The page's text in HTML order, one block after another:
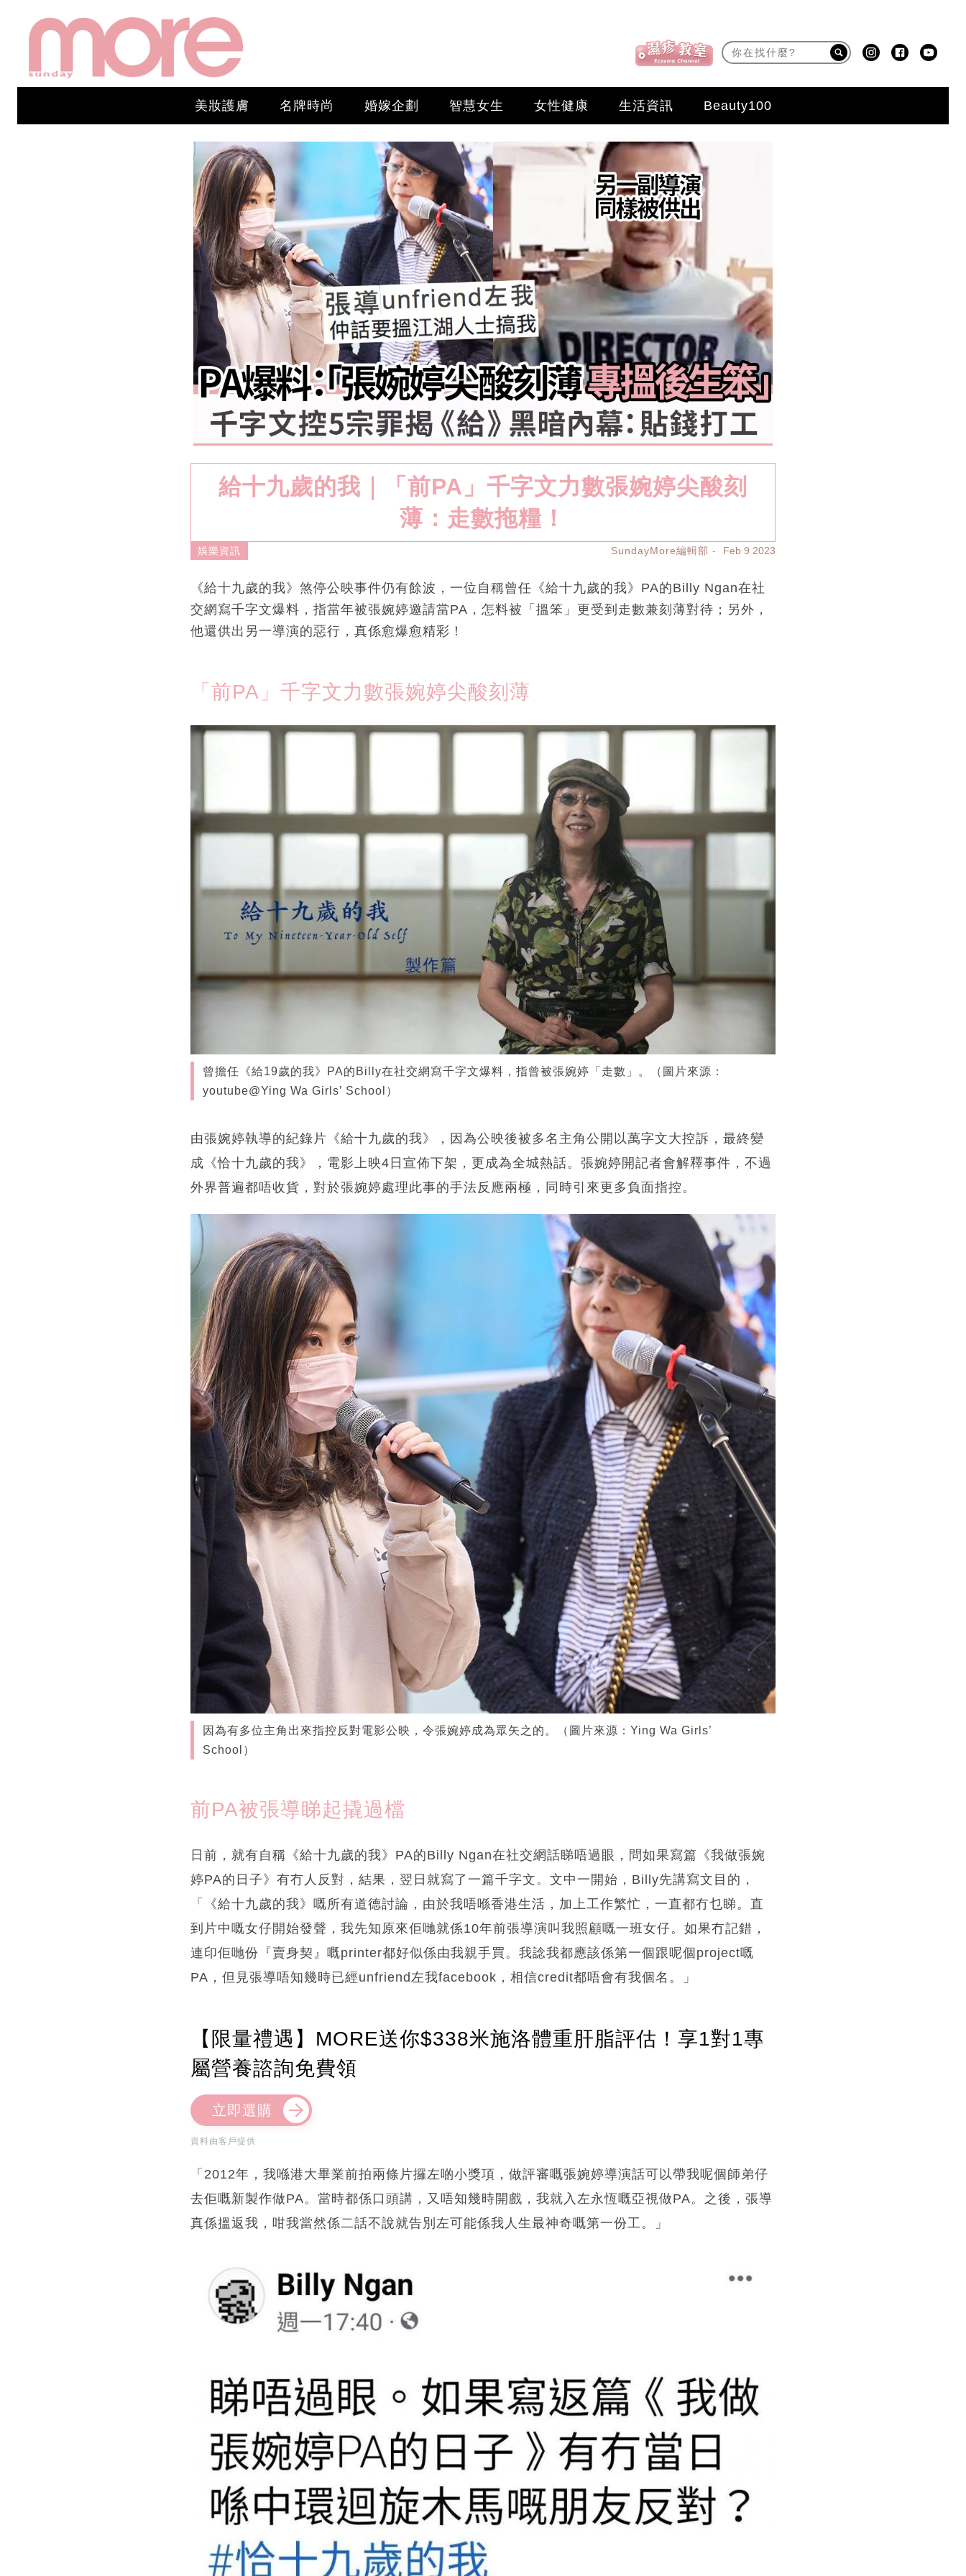
美妝護膚 名牌時尚 婚嫁企劃 智慧女生 女性健康 生活資訊 Beauty100
給十九歲的我｜「前PA」千字文力數張婉婷尖酸刻
薄：走數拖糧！
娛樂資訊 SundayMore編輯部 Feb 9 2023
《給十九歲的我》煞停公映事件仍有餘波，一位自稱曾任《給十九歲的我》PA的Billy Ngan在社
交網寫千字文爆料，指當年被張婉婷邀請當PA，怎料被「搵笨」更受到走數兼刻薄對待；另外，
他還供出另一導演的惡行，真係愈爆愈精彩！
「前PA」千字文力數張婉婷尖酸刻薄
曾擔任《給19歲的我》PA的Billy在社交網寫千字文爆料，指曾被張婉婷「走數」。（圖片來源：
youtube@Ying Wa Girls’ School）
由張婉婷執導的紀錄片《給十九歲的我》，因為公映後被多名主角公開以萬字文大控訴，最終變
成《恰十九歲的我》，電影上映4日宣佈下架，更成為全城熱話。張婉婷開記者會解釋事件，不過
外界普遍都唔收貨，對於張婉婷處理此事的手法反應兩極，同時引來更多負面指控。
因為有多位主角出來指控反對電影公映，令張婉婷成為眾矢之的。（圖片來源：Ying Wa Girls’
School）
前PA被張導睇起撬過檔
日前，就有自稱《給十九歲的我》PA的Billy Ngan在社交網話睇唔過眼，問如果寫篇《我做張婉
婷PA的日子》有冇人反對，結果，翌日就寫了一篇千字文。文中一開始，Billy先講寫文目的，
「《給十九歲的我》嘅所有道德討論，由於我唔喺香港生活，加上工作繁忙，一直都冇乜睇。直
到片中嘅女仔開始發聲，我先知原來佢哋就係10年前張導演叫我照顧嘅一班女仔。如果冇記錯，
連印佢哋份『賣身契』嘅printer都好似係由我親手買。我諗我都應該係第一個跟呢個project嘅
PA，但見張導唔知幾時已經unfriend左我facebook，相信credit都唔會有我個名。」
【限量禮遇】MORE送你$338米施洛體重肝脂評估！享1對1專
屬營養諮詢免費領
立即選購
資料由客戶提供
「2012年，我喺港大畢業前拍兩條片攞左啲小獎項，做評審嘅張婉婷導演話可以帶我呢個師弟仔
去佢嘅新製作做PA。當時都係口頭講，又唔知幾時開戲，我就入左永恆嘅亞視做PA。之後，張導
真係搵返我，咁我當然係二話不說就告別左可能係我人生最神奇嘅第一份工。」